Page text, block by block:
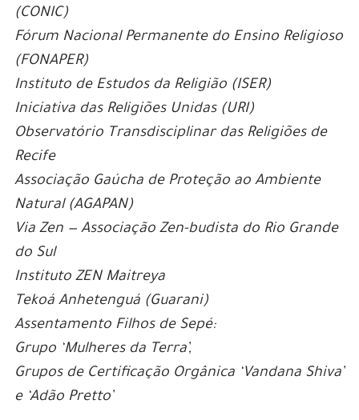
(CONIC)
Fórum Nacional Permanente do Ensino Religioso
(FONAPER)
Instituto de Estudos da Religião (ISER)
Iniciativa das Religiões Unidas (URI)
Observatório Transdisciplinar das Religiões de
Recife
Associação Gaúcha de Proteção ao Ambiente
Natural (AGAPAN)
Via Zen — Associação Zen-budista do Rio Grande
do Sul
Instituto ZEN Maitreya
Tekoá Anhetenguá (Guarani)
Assentamento Filhos de Sepé:
Grupo ‘Mulheres da Terra’,
Grupos de Certificação Orgânica ‘Vandana Shiva’
e ‘Adão Pretto’